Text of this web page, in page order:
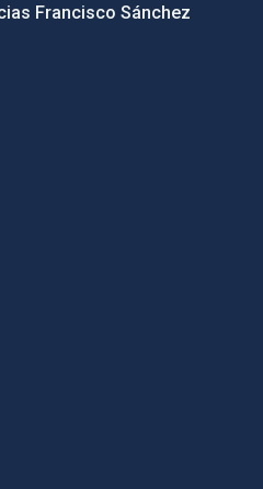
Francisco Sánchez